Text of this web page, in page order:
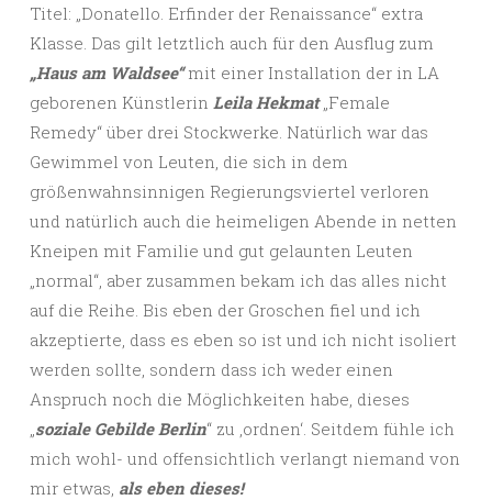
Titel: „Donatello. Erfinder der Renaissance“ extra
Klasse. Das gilt letztlich auch für den Ausflug zum
„Haus am Waldsee“mit einer Installation der in LA
geborenen Künstlerin Leila Hekmat„Female
Remedy“ über drei Stockwerke. Natürlich war das
Gewimmel von Leuten, die sich in dem
größenwahnsinnigen Regierungsviertel verloren
und natürlich auch die heimeligen Abende in netten
Kneipen mit Familie und gut gelaunten Leuten
„normal“, aber zusammen bekam ich das alles nicht
auf die Reihe. Bis eben der Groschen fiel und ich
akzeptierte, dass es eben so ist und ich nicht isoliert
werden sollte, sondern dass ich weder einen
Anspruch noch die Möglichkeiten habe, dieses
„soziale Gebilde Berlin“ zu ‚ordnen‘. Seitdem fühle ich
mich wohl- und offensichtlich verlangt niemand von
mir etwas, als eben dieses!